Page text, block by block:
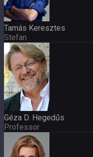
Tamás Keresztes
Stefan
Géza D. Hegedűs
Professor